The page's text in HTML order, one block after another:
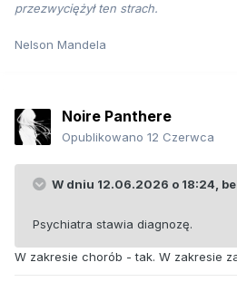
przezwyciężył ten strach.
Nelson Mandela
Noire Panthere
Opublikowano 12 Czerwca
W dniu 12.06.2026 o 18:24,
Psychiatra stawia diagnozę.
W zakresie chorób - tak. W zakresie